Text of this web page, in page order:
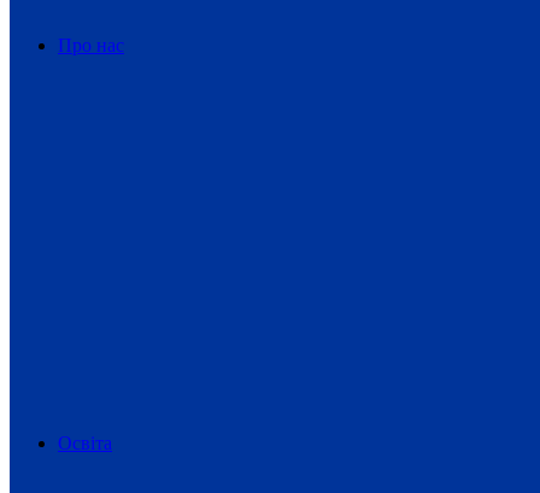
Про нас
Освіта